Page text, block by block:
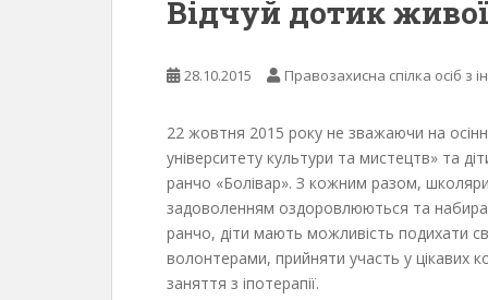
Відчуй дотик
28.10.2015 Правозахисна спілка осіб з
22 жовтня 2015 року не зважаючи на
університету культури та мистецтв» та
ранчо «Болівар». З кожним разом,
задоволенням оздоровлюються та
ранчо, діти мають можливість подихати
волонтерами, прийняти участь у цікавих
заняття з іпотерапії.